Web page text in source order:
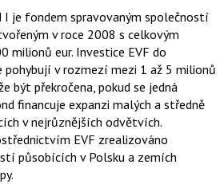
I je fondem spravovaným společností
v roce 2008 s celkovým
milionů eur. Investice EVF do
v rozmezí mezi 1 až 5 milionů
být překročena, pokud se jedná
financuje expanzi malých a středně
v nejrůznějších odvětvích.
EVF zrealizováno
působících v Polsku a zemích